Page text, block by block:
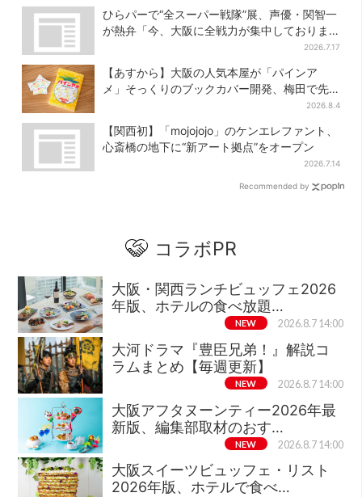
ービス拡大
みじみ
ひらパーで“全スーパー戦隊”展、声優・関智一
が熱弁「今、大阪に全戦力が集中しておりま
2026.7.17
【あすから】大阪の人気本屋が「パインア
メ」そっくりのブックカバー開発、梅田で先
2026.8.4
【関西初】「mojojojo」のケンエレファント、
心斎橋の地下に“新アート拠点”をオープン
2026.7.14
Recommended by
コラボPR
大阪・関西ランチビュッフェ2026
年版、ホテルの食べ放題…
NEW 2026.8.7 14:00
大河ドラマ『豊臣兄弟！』解説コ
ラムまとめ【毎週更新】
NEW 2026.8.7 14:00
大阪アフタヌーンティー2026年最
新版、編集部取材のおす…
NEW 2026.8.7 14:00
大阪スイーツビュッフェ・リスト
2026年版、ホテルで食べ…